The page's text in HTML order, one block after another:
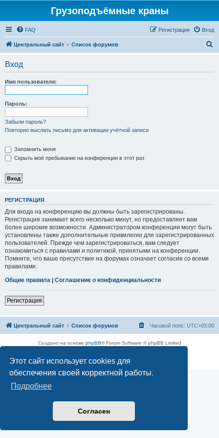
Этот сайт использует cookies для
обеспечения своей корректной работы.
Подробнее
Согласен
Грузоподъёмные краны
FAQ Вход
Регистрация
Центральный сайт Список форумов
Вход
Имя пользователя:
Пароль:
Забыли пароль?
Повторно выслать письмо для активации учётной записи
Запомнить меня
Скрыть моё пребывание на конференции в этот раз
РЕГИСТРАЦИЯ
Для входа на конференцию вы должны быть зарегистрированы.
Регистрация занимает всего несколько минут, но предоставляет вам
более широкие возможности. Администратором конференции могут быть
установлены также дополнительные привилегии для зарегистрированных
пользователей. Прежде чем зарегистрироваться, вам следует
ознакомиться с правилами и политикой, принятыми на конференции.
Помните, что ваше присутствие на форумах означает согласие со всеми
правилами.
Общие правила | Соглашение о конфиденциальности
Регистрация
Центральный сайт Список форумов Часовой пояс: UTC+03:00
Создано на основе phpBB® Forum Software © phpBB Limited
Конфиденциальность|Правила